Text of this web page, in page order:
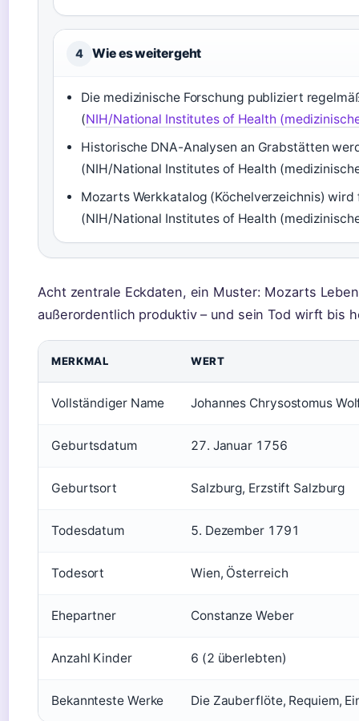
4 Wie es weitergeht
Die medizinische Forschung publiziert
(NIH/National Institutes of Health
Historische DNA-Analysen an Grabstätten
(NIH/National Institutes of Health
Mozarts Werkkatalog (Köchelverzeichnis)
(NIH/National Institutes of Health
Acht zentrale Eckdaten, ein Muster: Mozarts
außerordentlich produktiv – und sein Tod wirft bis
MERKMAL WERT
Vollständiger Name Johannes Chrysostomus
Geburtsdatum 27. Januar 1756
Geburtsort Salzburg, Erzstift Salzburg
Todesdatum 5. Dezember 1791
Todesort Wien, Österreich
Ehepartner Constanze Weber
Anzahl Kinder 6 (2 überlebten)
Bekannteste Werke Die Zauberflöte, Requiem,